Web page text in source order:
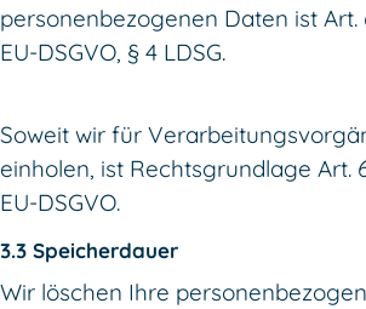
personenbezogenen Daten ist Art.
EU-DSGVO, § 4 LDSG.
Soweit wir für
einholen, ist Rechtsgrundlage Art.
EU-DSGVO.
3.3 Speicherdauer
Wir löschen Ihre